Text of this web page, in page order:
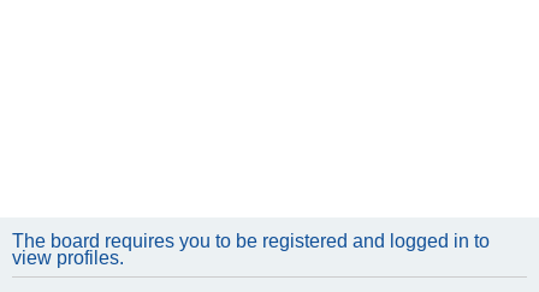
The board requires you to be registered and logged in to
view profiles.